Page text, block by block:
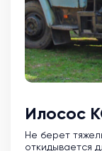
Илосос
Не берет
откидывается